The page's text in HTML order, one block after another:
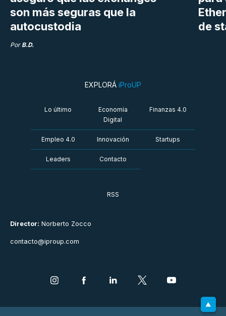
son más seguras que la
autocustodia
Por B.D.
de
Director: Norberto Zocco
contacto@iproup.com
EXPLORÁ iProUP
Lo último
Economía
Digital
Finanzas 4.0
Empleo 4.0 Innovación Startups
Leaders Contacto
RSS